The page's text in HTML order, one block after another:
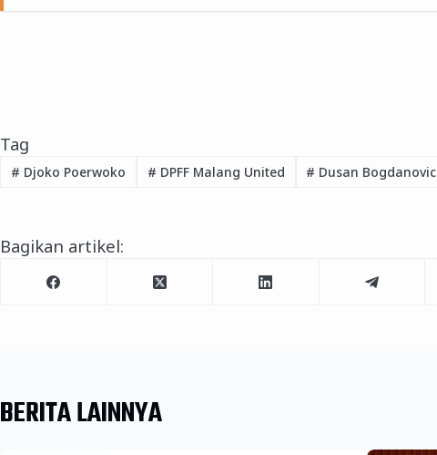
Tag
# Djoko Poerwoko # DPFF Malang United # Dusan Bogdanovic
Bagikan artikel:
BERITA LAINNYA